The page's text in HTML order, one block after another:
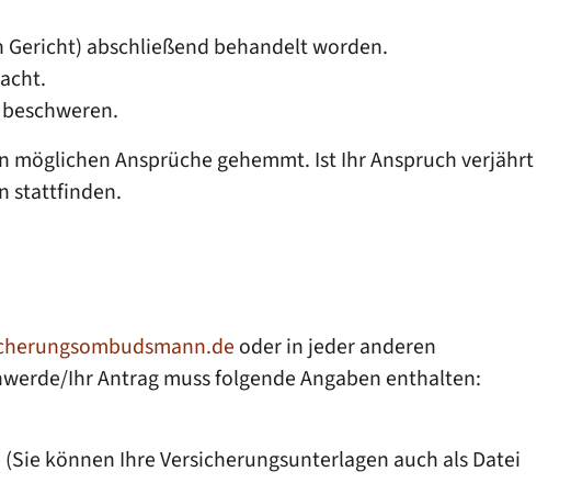
Gericht) abschließend behandelt worden.
Ansprüche gehemmt. Ist Ihr Anspruch verjährt
stattfinden.
oder in jeder anderen
Ihr Antrag muss folgende Angaben enthalten:
können Ihre Versicherungsunterlagen auch als Datei